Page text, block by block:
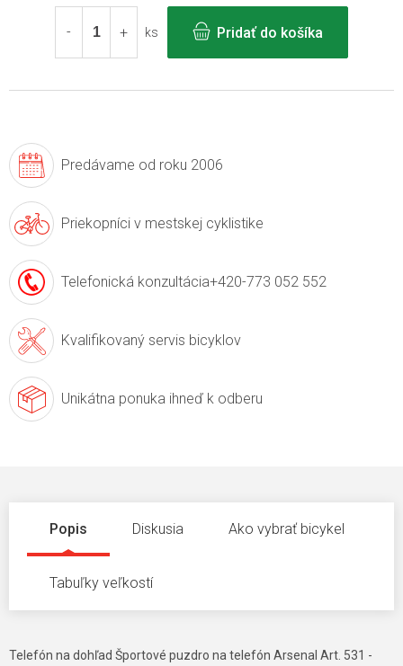
cena:
ks
Pridať do košíka
Predávame od roku 2006
Priekopníci v mestskej cyklistike
Telefonická konzultácia+420-773 052 552
Kvalifikovaný servis bicyklov
Unikátna ponuka ihneď k odberu
Popis Diskusia Ako vybrať bicykel
Tabuľky veľkostí
Telefón na dohľad Športové puzdro na telefón Arsenal Art. 531 -